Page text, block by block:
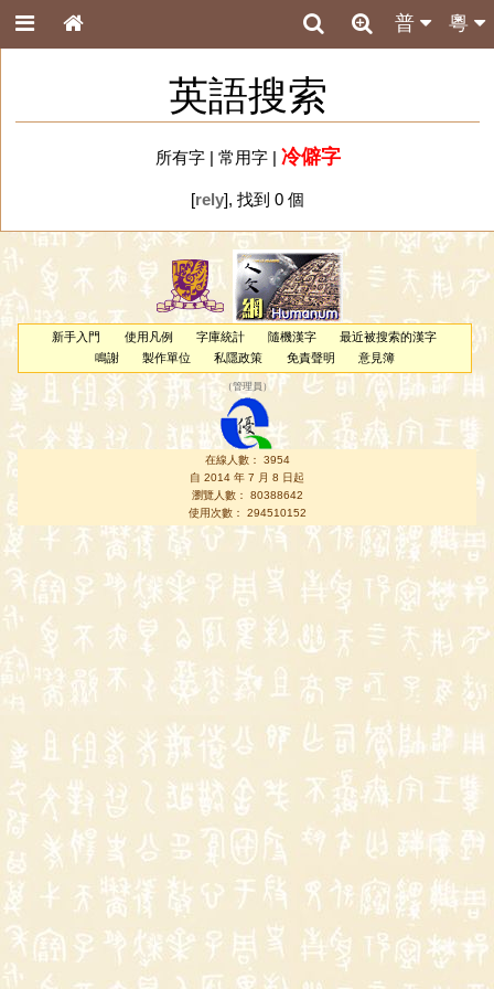
粵
普
英語搜索
所有字| 常用字| 冷僻字
[rely], 找到 0 個
新手入門 使用凡例 字庫統計 隨機漢字
最近被搜索的漢字
鳴謝
製作單位 私隱政策 免責聲明 意見簿
（管理員 ）
在線人數： 3954
自 2014 年 7 月 8 日起
瀏覽人數： 80388642
使用次數： 294510152